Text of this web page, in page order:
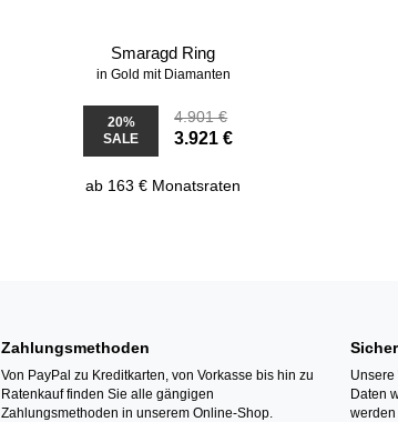
Smaragd Ring
in Gold mit Diamanten
20%
SALE
4.901 €
3.921 €
ab 163 € Monatsraten
Zahlungsmethoden
Von PayPal zu Kreditkarten, von Vorkasse bis hin zu
Ratenkauf finden Sie alle gängigen
Zahlungsmethoden in unserem Online-Shop.
Unsere
Daten
werden